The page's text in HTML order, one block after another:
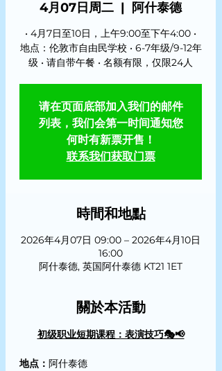
4月07日周二
  |
阿什泰德
• 4月7日至10日，上午9:00至下午4:00 •
地点：伦敦市自由民学校 • 6-7年级/9-12年
级 • 请自带午餐 • 名额有限，仅限24人
请在页面底部加入我们的邮件
列表，我们会第一时间通知您
何时有新票开售！
联系我们获取门票
時間和地點
2026年4月07日 09:00 – 2026年4月10日
16:00
阿什泰德, 英国阿什泰德 KT21 1ET
關於本活動
初级职业短期课程：表演技巧🎭📢
地点： 阿什泰德